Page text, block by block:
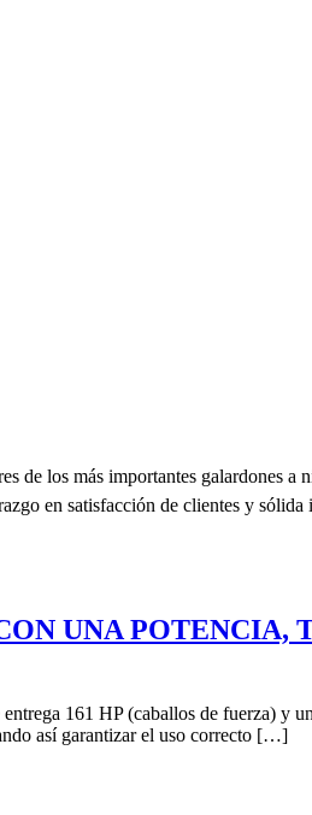
de los más importantes galardones
en satisfacción de clientes y
UNA POTENCIA,
161 HP (caballos de fuerza) y
así garantizar el uso correcto […]